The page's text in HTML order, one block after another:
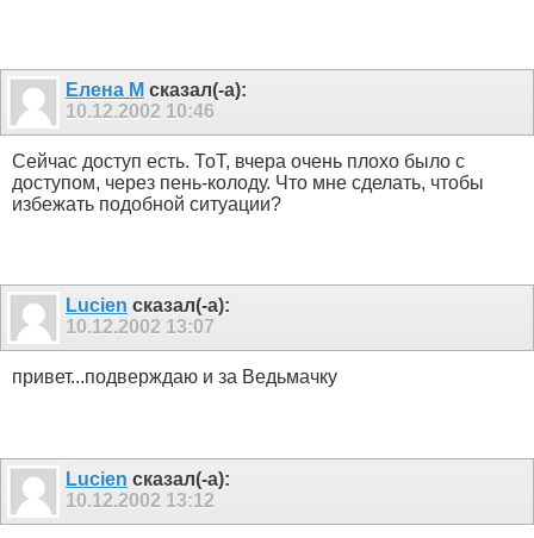
Елена М сказал(-а):
10.12.2002 10:46
Сейчас доступ есть. ТоТ, вчера очень плохо было с
доступом, через пень-колоду. Что мне сделать, чтобы
избежать подобной ситуации?
Lucien сказал(-а):
10.12.2002 13:07
привет...подверждаю и за Ведьмачку
Lucien сказал(-а):
10.12.2002 13:12